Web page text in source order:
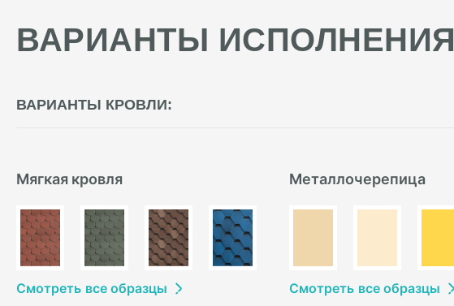
ВАРИАНТЫ ИСПОЛНЕНИЯ
ВАРИАНТЫ КРОВЛИ:
Мягкая кровля
Смотреть все образцы
Металлочерепица
Смотреть все образцы